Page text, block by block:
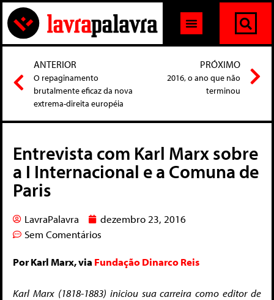
ANTERIOR
O repaginamento
brutalmente eficaz da nova
extrema-direita européia
PRÓXIMO
2016, o ano que não
terminou
Entrevista com Karl Marx sobre
a I Internacional e a Comuna de
Paris
LavraPalavra
dezembro 23, 2016
Sem Comentários
Por Karl Marx, via Fundação Dinarco Reis
Karl Marx (1818-1883) iniciou sua carreira como editor de